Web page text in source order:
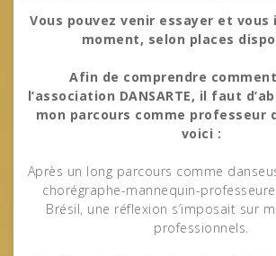
Vous pouvez venir essayer et
moment, selon places
Afin de comprendre
l’association DANSARTE, il faut
mon parcours comme professeur
voici :
Après un long parcours comme
chorégraphe-mannequin-
Brésil, une réflexion s’imposait sur
professionnels.